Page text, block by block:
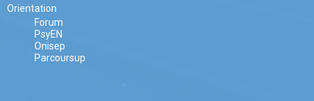
Orientation
Forum
PsyEN
Onisep
Parcoursup